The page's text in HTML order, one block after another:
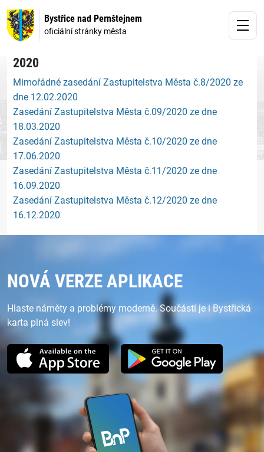
Bystřice nad Pernštejnem
oficiální stránky města
2020
Mimořádné zasedání Zastupitelstva Města č.8/2020 ze
dne 12.02.2020
Zasedání Zastupitelstva Města č.09/2020 ze dne
18.03.2020
Zasedání Zastupitelstva Města č.10/2020 ze dne
17.06.2020
Zasedání Zastupitelstva Města č.11/2020 ze dne
16.09.2020
Zasedání Zastupitelstva Města č.12/2020 ze dne
16.12.2020
NOVÁ VERZE APLIKACE
Hlaste náměty a problémy moderně. Součástí je i Bystřická
karta plná slev!